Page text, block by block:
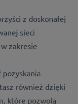
z doskonałej
sieci
zakresie
również dzięki
które pozwolą